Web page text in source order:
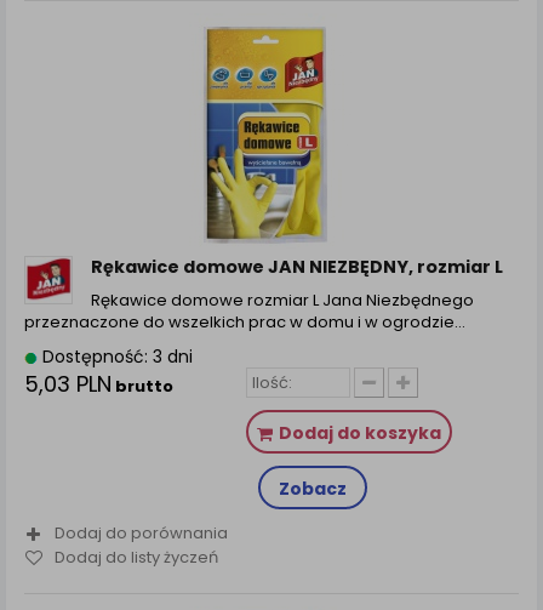
Rękawice domowe JAN NIEZBĘDNY, rozmiar L
Rękawice domowe rozmiar L Jana Niezbędnego
przeznaczone do wszelkich prac w domu i w ogrodzie…
Dostępność: 3 dni
5,03 PLN brutto
Dodaj do koszyka
Zobacz
Dodaj do porównania
Dodaj do listy życzeń